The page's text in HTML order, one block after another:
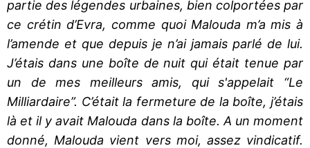
partie des légendes urbaines, bien colportées par
ce crétin d’Evra, comme quoi Malouda m’a mis à
l’amende et que depuis je n’ai jamais parlé de lui.
J’étais dans une boîte de nuit qui était tenue par
un de mes meilleurs amis, qui s'appelait “Le
Milliardaire”. C’était la fermeture de la boîte, j’étais
là et il y avait Malouda dans la boîte. A un moment
donné, Malouda vient vers moi, assez vindicatif.